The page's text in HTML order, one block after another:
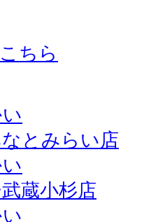
ちら
とみらい店
蔵小杉店